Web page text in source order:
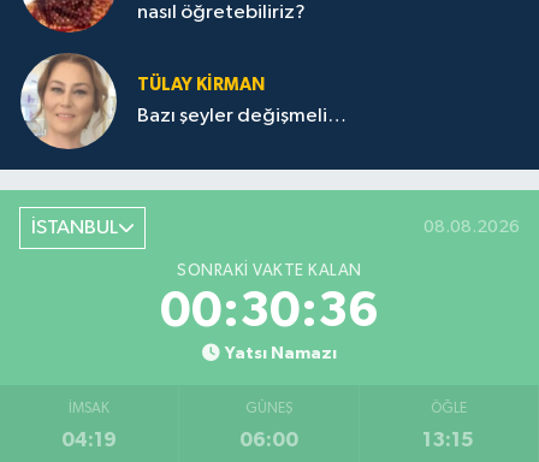
nasıl öğretebiliriz?
TÜLAY KİRMAN
Bazı şeyler değişmeli…
İSTANBUL 08.08.2026
SONRAKI VAKTE KALAN
00:30:36
Yatsı Namazı
İMSAK
04:19
GÜNEŞ
06:00
ÖĞLE
13:15